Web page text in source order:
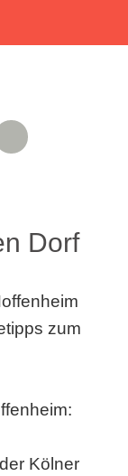
Twitter
Dorf
zum
Kölner